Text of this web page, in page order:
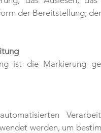
der Bereitstellung,
ist die Markierung
werden, um